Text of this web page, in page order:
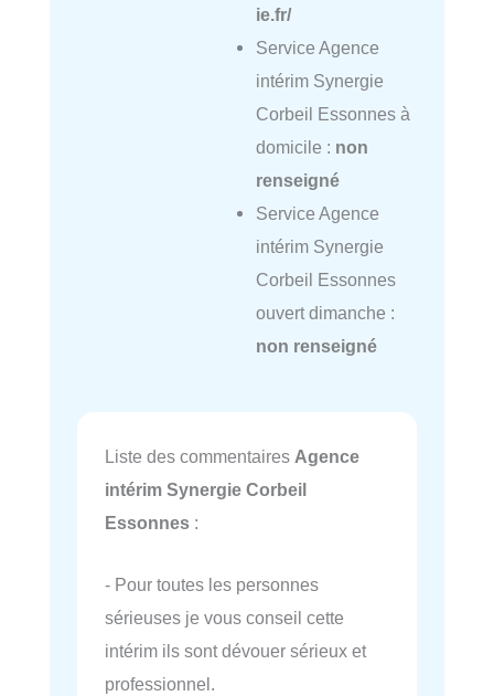
ie.fr/
Service Agence
intérim Synergie
Corbeil Essonnes à
domicile : non
renseigné
Service Agence
intérim Synergie
Corbeil Essonnes
ouvert dimanche :
non renseigné
Liste des commentaires Agence
intérim Synergie Corbeil
Essonnes :
- Pour toutes les personnes
sérieuses je vous conseil cette
intérim ils sont dévouer sérieux et
professionnel.